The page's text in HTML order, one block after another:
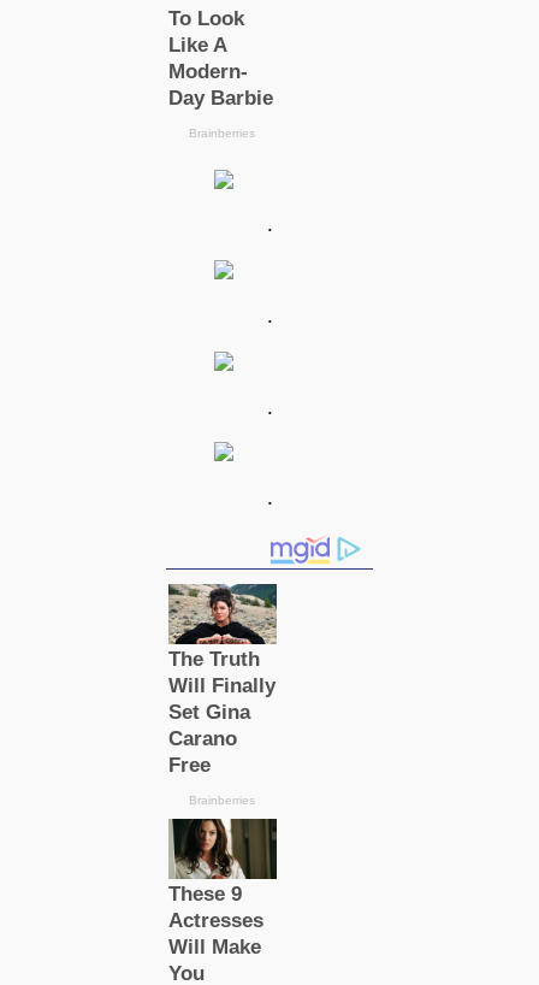
.
.
.
.